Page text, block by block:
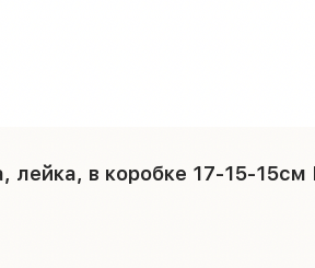
лейка, в коробке 17-15-15см